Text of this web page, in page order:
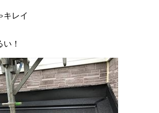
キレイ
！